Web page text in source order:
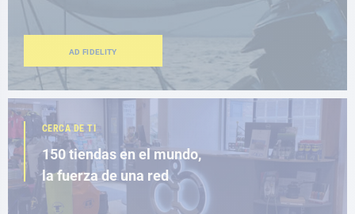
AD FIDELITY
CERCA DE TI
150 tiendas en el mundo,
la fuerza de una red